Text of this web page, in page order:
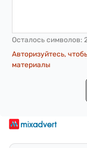
Осталось символов:
Авторизуйтесь,
материалы